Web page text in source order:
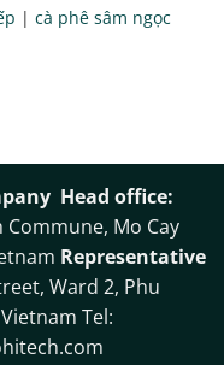
| cà phê sâm ngọc
Head office:
Commune, Mo Cay
Representative
Ward 2, Phu
Tel: